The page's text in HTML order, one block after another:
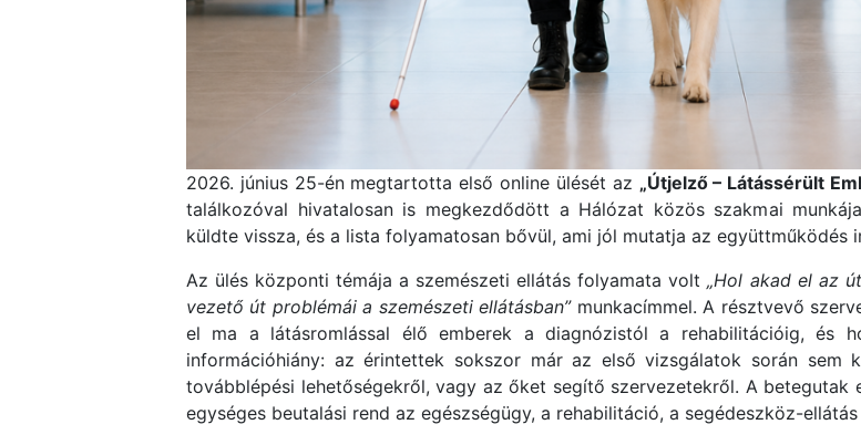
2026. június 25-én megtartotta első online ülését az „Útjelző – Látássérült
találkozóval hivatalosan is megkezdődött a Hálózat közös szakmai
küldte vissza, és a lista folyamatosan bővül, ami jól mutatja az együttműködés
Az ülés központi témája a szemészeti ellátás folyamata volt„Hol akad el az
vezető út problémái a szemészeti ellátásban”munkacímmel. A résztvevő
el ma a látásromlással élő emberek a diagnózistól a rehabilitációig, és
információhiány: az érintettek sokszor már az első vizsgálatok során sem
továbblépési lehetőségekről, vagy az őket segítő szervezetekről. A betegutak
egységes beutalási rend az egészségügy, a rehabilitáció, a segédeszköz-